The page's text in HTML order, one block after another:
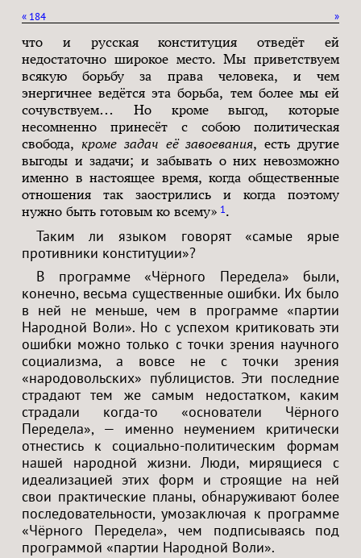
« »
184
что и русская конституция отведёт ей
недостаточно широкое место. Мы приветствуем
всякую борьбу за права человека, и чем
энергичнее ведётся эта борьба, тем более мы ей
сочувствуем… Но кроме выгод, которые
несомненно принесёт с собою политическая
свобода, кроме задач её завоевания, есть другие
выгоды и задачи; и забывать о них невозможно
именно в настоящее время, когда общественные
отношения так заострились и когда поэтому
нужно быть готовым ко всему» 1.
Таким ли языком говорят «самые ярые
противники конституции»?
В программе «Чёрного Передела» были,
конечно, весьма существенные ошибки. Их было
в ней не меньше, чем в программе «партии
Народной Воли». Но с успехом критиковать эти
ошибки можно только с точки зрения научного
социализма, а вовсе не с точки зрения
«народовольских» публицистов. Эти последние
страдают тем же самым недостатком, каким
страдали когда-то «основатели Чёрного
Передела», — именно неумением критически
отнестись к социально-политическим формам
нашей народной жизни. Люди, мирящиеся с
идеализацией этих форм и строящие на ней
свои практические планы, обнаруживают более
последовательности, умозаключая к программе
«Чёрного Передела», чем подписываясь под
программой «партии Народной Воли».